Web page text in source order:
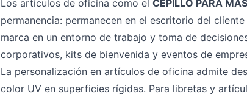
Los artículos de oficina como el CEPILLO PARA
permanencia: permanecen en el escritorio del
marca en un entorno de trabajo y toma de
corporativos, kits de bienvenida y eventos de
La personalización en artículos de oficina admite
color UV en superficies rígidas. Para libretas y